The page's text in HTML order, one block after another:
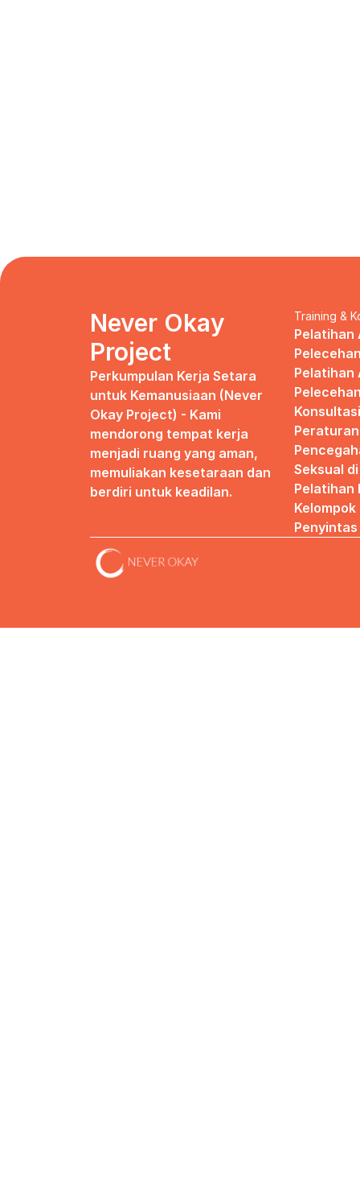
Never Okay
Project
Perkumpulan Kerja Setara
untuk Kemanusiaan (Never
Okay Project) - Kami
mendorong tempat kerja
menjadi ruang yang aman,
memuliakan kesetaraan dan
berdiri untuk keadilan.
Training &
Pelatihan
Pelatihan
Seksual
Pelatihan
Penyintas